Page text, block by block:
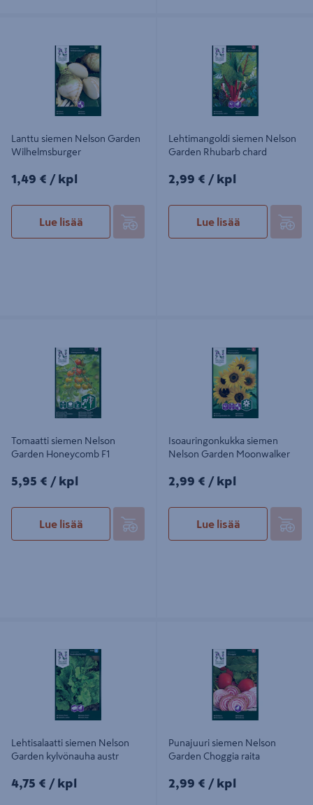
Lanttu siemen Nelson Garden
Wilhelmsburger
1,49€/kpl
1,49 € / kpl
Lue lisää
Lehtimangoldi siemen Nelson
Garden Rhubarb chard
2,99€/kpl
2,99 € / kpl
Lue lisää
Tomaatti siemen Nelson
Garden Honeycomb F1
5,95€/kpl
5,95 € / kpl
Lue lisää
Isoauringonkukka siemen
Nelson Garden Moonwalker
2,99€/kpl
2,99 € / kpl
Lue lisää
Lehtisalaatti siemen Nelson
Garden kylvönauha austr
4,75€/kpl
4,75 € / kpl
Punajuuri siemen Nelson
Garden Choggia raita
2,99€/kpl
2,99 € / kpl